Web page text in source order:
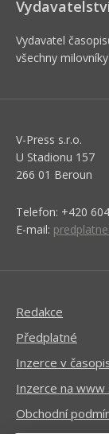
Vydavatel
všechny
V-Press s.r.o.
U Stadionu 157
266 01 Beroun
Telefon: +420
E-mail:
Redakce
Předplatné
Inzerce v
Inzerce na www
Obchodní